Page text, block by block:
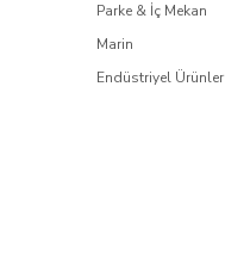
Parke & İç Mekan
Marin
Endüstriyel Ürünler